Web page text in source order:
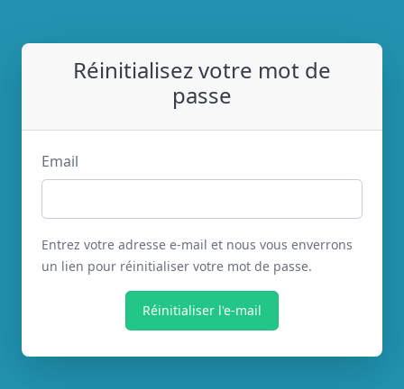
Réinitialisez votre mot de
passe
Email
Entrez votre adresse e-mail et nous vous enverrons
un lien pour réinitialiser votre mot de passe.
Réinitialiser l'e-mail